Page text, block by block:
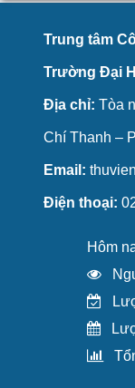
Trung tâm
Trường Đại
Địa chỉ: Tòa
Chí Thanh –
Email:
Điện thoại:
Hôm